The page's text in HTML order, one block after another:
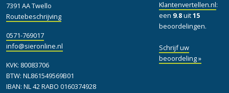
Klantenvertellen.nl:
een 9.8uit15
beoordelingen.
Schrijf uw
beoordeling »
7391 AA Twello
Routebeschrijving
0571-769017
info@sieronline.nl
KVK: 80083706
BTW: NL861549569B01
IBAN: NL 42 RABO 0160374928